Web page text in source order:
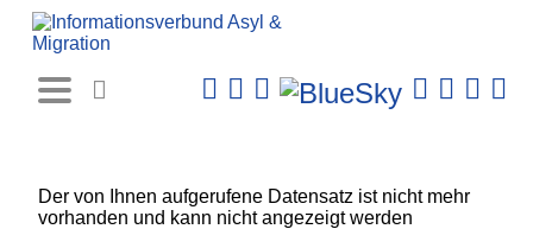
Der von Ihnen aufgerufene Datensatz ist nicht mehr
vorhanden und kann nicht angezeigt werden